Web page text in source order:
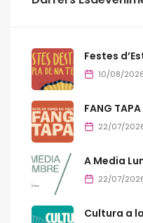
Festes
10/08/
FANG TAPA
22/07/
A Media
22/07/
Cultura a